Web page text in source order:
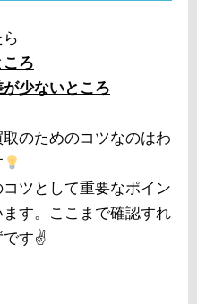
ころ
が少ないところ
のためのコツなのはわ
ツとして重要なポイン
す。ここまで確認すれ
です✌️